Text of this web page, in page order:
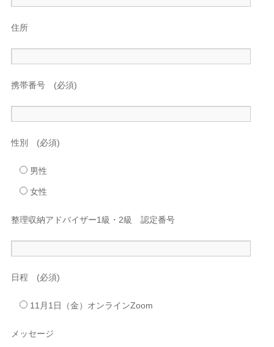
住所
携帯番号 (必須)
性別 (必須)
男性
女性
整理収納アドバイザー1級・2級 認定番号
日程 (必須)
11月1日（金）オンラインZoom
メッセージ